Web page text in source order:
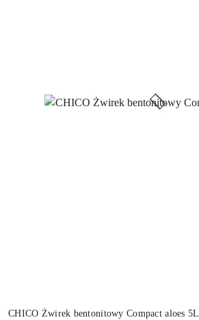
CHICO Żwirek bentonitowy Compact aloes 5L